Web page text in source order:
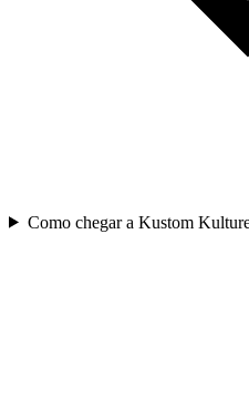
Como chegar a Kustom